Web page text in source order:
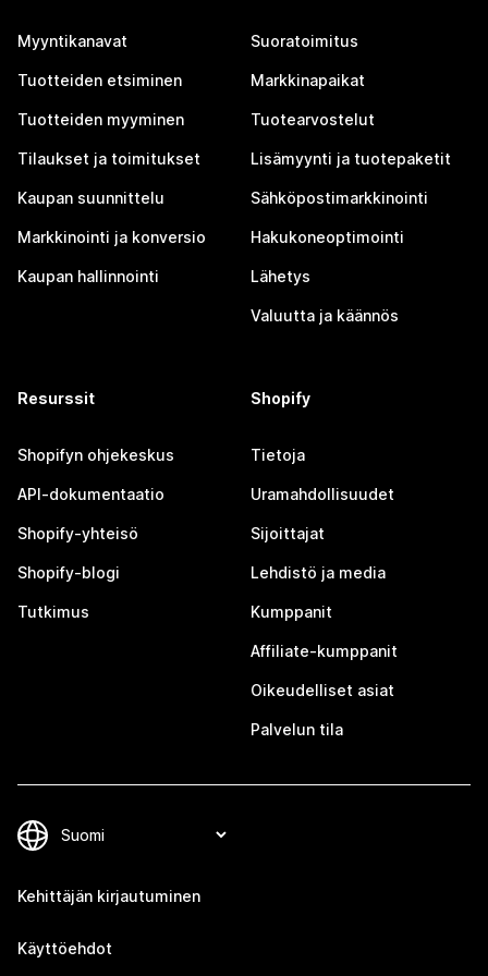
Myyntikanavat
Tuotteiden etsiminen
Tuotteiden myyminen
Tilaukset ja toimitukset
Kaupan suunnittelu
Markkinointi ja konversio
Kaupan hallinnointi
Suoratoimitus
Markkinapaikat
Tuotearvostelut
Lisämyynti ja tuotepaketit
Sähköpostimarkkinointi
Hakukoneoptimointi
Lähetys
Valuutta ja käännös
Resurssit
Shopifyn ohjekeskus
API-dokumentaatio
Shopify-yhteisö
Shopify-blogi
Tutkimus
Shopify
Tietoja
Uramahdollisuudet
Sijoittajat
Lehdistö ja media
Kumppanit
Affiliate-kumppanit
Oikeudelliset asiat
Palvelun tila
Kehittäjän kirjautuminen
Käyttöehdot